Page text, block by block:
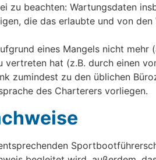
zu beachten: Wartungsdaten
die das erlaubte und von
eines Mangels nicht mehr
hat (z.B. durch einen
zumindest zu den üblichen
des Charterers vorliegen.